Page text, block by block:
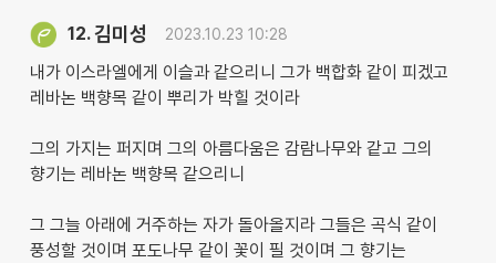
12.김미성 2023.10.23 10:28
내가 이스라엘에게 이슬과 같으리니 그가 백합화 같이 피겠고
레바논 백향목 같이 뿌리가 박힐 것이라
그의 가지는 퍼지며 그의 아름다움은 감람나무와 같고 그의
향기는 레바논 백향목 같으리니
그 그늘 아래에 거주하는 자가 돌아올지라 그들은 곡식 같이
풍성할 것이며 포도나무 같이 꽃이 필 것이며 그 향기는